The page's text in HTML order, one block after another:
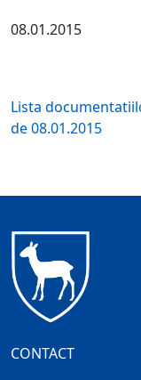
08.01.2015
Lista
de 08.01.2015
CONTACT